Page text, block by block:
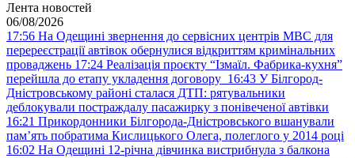
Лента новостей
06/08/2026
17:56 На Одещині звернення до сервісних центрів МВС для
перереєстрації автівок обернулися відкриттям кримінальних
проваджень 17:24 Реалізація проєкту “Ізмаїл. Фабрика-кухня”
перейшла до етапу укладення договору 16:43 У Білгород-
Дністровському районі сталася ДТП: рятувальники
деблокували постраждалу пасажирку з понівеченої автівки
16:21 Прикордонники Білгорода-Дністровського вшанували
пам’ять побратима Кислицького Олега, полеглого у 2014 році
16:02 На Одещині 12-річна дівчинка вистрибнула з балкона